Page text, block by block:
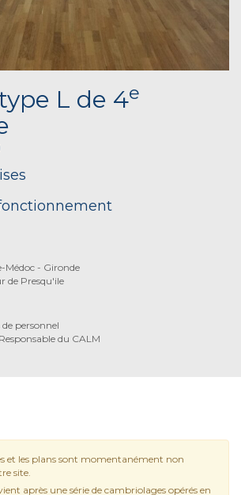
L de 4e
Médoc - Gironde
de Presqu'ile
personnel
du CALM
et les plans sont momentanément non
site.
après une série de cambriolages opérés en